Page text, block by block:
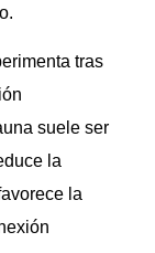
tras
suele ser
la
la